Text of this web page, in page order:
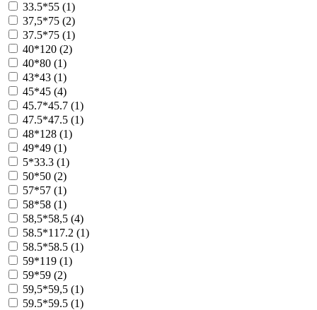
33.5*55 (1)
37,5*75 (2)
37.5*75 (1)
40*120 (2)
40*80 (1)
43*43 (1)
45*45 (4)
45.7*45.7 (1)
47.5*47.5 (1)
48*128 (1)
49*49 (1)
5*33.3 (1)
50*50 (2)
57*57 (1)
58*58 (1)
58,5*58,5 (4)
58.5*117.2 (1)
58.5*58.5 (1)
59*119 (1)
59*59 (2)
59,5*59,5 (1)
59.5*59.5 (1)